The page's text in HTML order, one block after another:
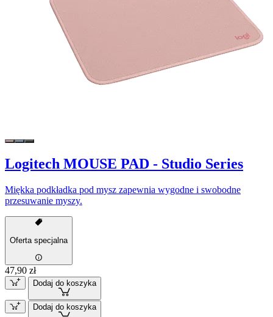
Logitech MOUSE PAD - Studio Series
Miękka podkładka pod mysz zapewnia wygodne i swobodne
przesuwanie myszy.
Oferta specjalna
47,90 zł
Dodaj do koszyka
Dodaj do koszyka